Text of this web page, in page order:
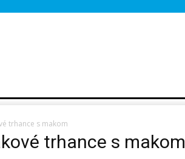
trhance s makom
trhance s makom